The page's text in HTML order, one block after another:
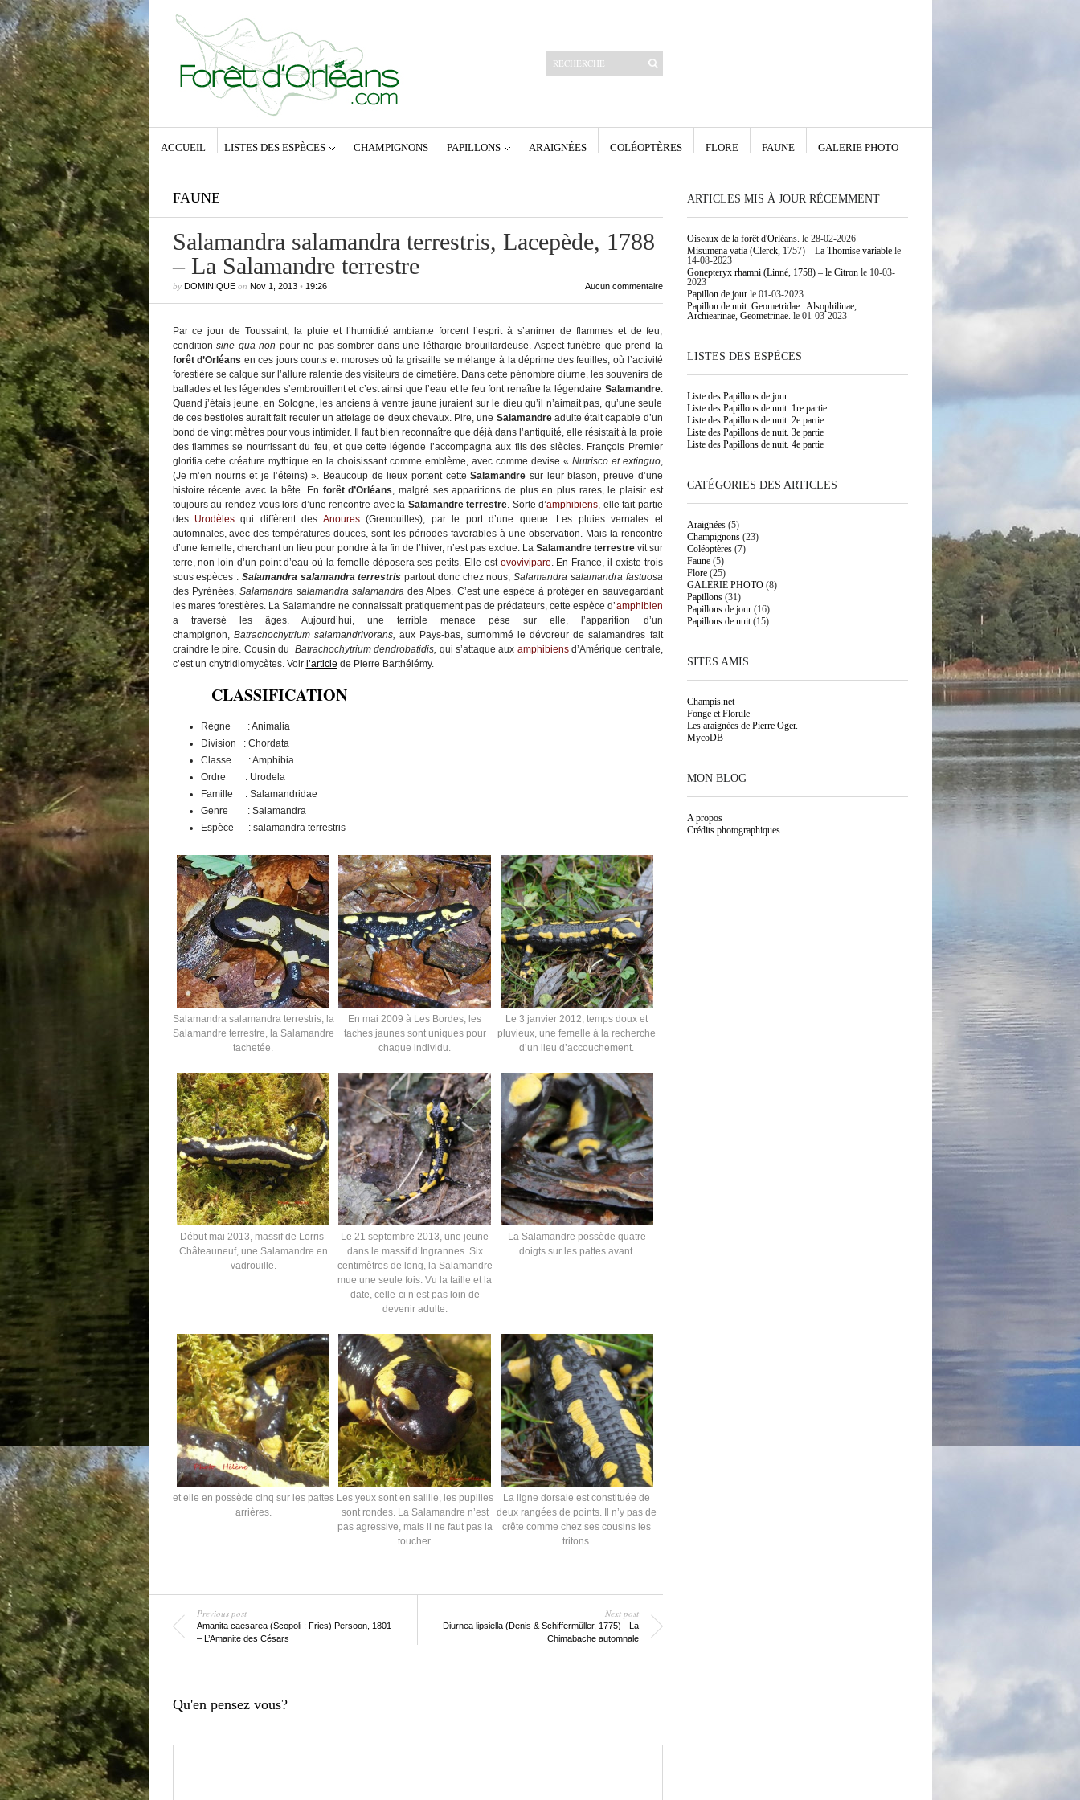
Articles récents
Papillon de nuit. Geometridae : Sterrhinae.
Bombyx du peuplier
Commentaires récents
DominiquedansZeuzera pyrina (Linné,
1761) – La Coquette
Anne-Lyse MESSAGERdansZeuzera
DominiquedansZeuzera pyrina (Linné,
1761) – La Coquette
VincedansZeuzera pyrina (Linné, 1761) –
La Coquette
DominiquedansAmanita strobiliformis
(Paulet) Bertillon, 1866 – L’ Amanite solitaire
décembre 2016
janvier 2016
décembre 2015
décembre 2014
janvier 2014
décembre 2013
novembre 2013
octobre 2013
août 2013
juillet 2013
juin 2013
mai 2013
mars 2013
février 2013
janvier 2013
décembre 2012
novembre 2012
octobre 2012
septembre 2012
août 2012
juillet 2012
juin 2012
mai 2012
avril 2012
Catégories
Araignées
Champignons
Coléoptères
Faune
Flore
GALERIE PHOTO
Papillons
Papillons de jour
Papillons de nuit
ACCUEIL LISTES DES ESPÈCES CHAMPIGNONS PAPILLONS ARAIGNÉES COLÉOPTÈRES FLORE FAUNE GALERIE PHOTO
FAUNE
Salamandra salamandra terrestris, Lacepède, 1788
– La Salamandre terrestre
by DOMINIQUEon Nov 1, 2013• 19:26 Aucun commentaire
Par ce jour de Toussaint, la pluie et l’humidité ambiante forcent l’esprit à s’animer de flammes et de feu,
condition sine qua non pour ne pas sombrer dans une léthargie brouillardeuse. Aspect funèbre que prend la
forêt d’Orléans en ces jours courts et moroses où la grisaille se mélange à la déprime des feuilles, où l’activité
forestière se calque sur l’allure ralentie des visiteurs de cimetière. Dans cette pénombre diurne, les souvenirs de
ballades et les légendes s’embrouillent et c’est ainsi que l’eau et le feu font renaître la légendaire Salamandre.
Quand j’étais jeune, en Sologne, les anciens à ventre jaune juraient sur le dieu qu’il n’aimait pas, qu’une seule
de ces bestioles aurait fait reculer un attelage de deux chevaux. Pire, une Salamandreadulte était capable d’un
bond de vingt mètres pour vous intimider. Il faut bien reconnaître que déjà dans l’antiquité, elle résistait à la proie
des flammes se nourrissant du feu, et que cette légende l’accompagna aux fils des siècles. François Premier
glorifia cette créature mythique en la choisissant comme emblème, avec comme devise « Nutrisco et extinguo,
(Je m’en nourris et je l’éteins) ». Beaucoup de lieux portent cetteSalamandre sur leur blason, preuve d’une
histoire récente avec la bête. En forêt d’Orléans, malgré ses apparitions de plus en plus rares, le plaisir est
toujours au rendez-vous lors d’une rencontre avec la Salamandre terrestre. Sorte d’amphibiens, elle fait partie
des Urodèlesqui diffèrent des Anoures(Grenouilles), par le port d’une queue. Les pluies vernales et
automnales, avec des températures douces, sont les périodes favorables à une observation. Mais la rencontre
d’une femelle, cherchant un lieu pour pondre à la fin de l’hiver, n’est pas exclue. La Salamandre terrestrevit sur
terre, non loin d’un point d’eau où la femelle déposera ses petits. Elle est ovovivipare. En France, il existe trois
sous espèces : Salamandra salamandra terrestris partout donc chez nous, Salamandra salamandra fastuosa
des Pyrénées, Salamandra salamandra salamandra des Alpes. C’est une espèce à protéger en sauvegardant
les mares forestières. La Salamandre ne connaissait pratiquement pas de prédateurs, cette espèce d’amphibien
a traversé les âges. Aujourd’hui, une terrible menace pèse sur elle, l’apparition d’un
champignon, Batrachochytrium salamandrivorans, aux Pays-bas, surnommé le dévoreur de salamandres fait
craindre le pire. Cousin du Batrachochytrium dendrobatidis, qui s’attaque aux amphibiensd’Amérique centrale,
c’est un chytridiomycètes. Voir l’article de Pierre Barthélémy.
CLASSIFICATION
Règne : Animalia
Division : Chordata
Classe : Amphibia
Ordre : Urodela
Famille : Salamandridae
Genre : Salamandra
Espèce : salamandra terrestris
Salamandra salamandra terrestris, la
Salamandre terrestre, la Salamandre
tachetée.
En mai 2009 à Les Bordes, les
taches jaunes sont uniques pour
chaque individu.
Le 3 janvier 2012, temps doux et
pluvieux, une femelle à la recherche
d’un lieu d’accouchement.
Début mai 2013, massif de Lorris-
Châteauneuf, une Salamandre en
vadrouille.
Le 21 septembre 2013, une jeune
dans le massif d’Ingrannes. Six
centimètres de long, la Salamandre
mue une seule fois. Vu la taille et la
date, celle-ci n’est pas loin de
devenir adulte.
La Salamandre possède quatre
doigts sur les pattes avant.
et elle en possède cinq sur les pattes
arrières.
Les yeux sont en saillie, les pupilles
sont rondes. La Salamandre n’est
pas agressive, mais il ne faut pas la
toucher.
La ligne dorsale est constituée de
deux rangées de points. Il n’y pas de
crête comme chez ses cousins les
tritons.
Previous post
Amanita caesarea (Scopoli : Fries) Persoon, 1801
– L’Amanite des Césars
Next post
Diurnea lipsiella (Denis & Schiffermüller, 1775) - La
Chimabache automnale
Qu'en pensez vous?
ARTICLES MIS À JOUR RÉCEMMENT
Oiseaux de la forêt d'Orléans. le 28-02-2026
Misumena vatia (Clerck, 1757) – La Thomise variablele
14-08-2023
Gonepteryx rhamni (Linné, 1758) – le Citronle 10-03-
2023
Papillon de jourle 01-03-2023
Papillon de nuit. Geometridae : Alsophilinae,
Archiearinae, Geometrinae. le 01-03-2023
LISTES DES ESPÈCES
Liste des Papillons de jour
Liste des Papillons de nuit. 1re partie
Liste des Papillons de nuit. 2e partie
Liste des Papillons de nuit. 3e partie
Liste des Papillons de nuit. 4e partie
CATÉGORIES DES ARTICLES
Araignées(5)
Champignons(23)
Coléoptères(7)
Faune(5)
Flore(25)
GALERIE PHOTO(8)
Papillons(31)
Papillons de jour(16)
Papillons de nuit(15)
SITES AMIS
Champis.net
Fonge et Florule
Les araignées de Pierre Oger.
MycoDB
MON BLOG
A propos
Crédits photographiques